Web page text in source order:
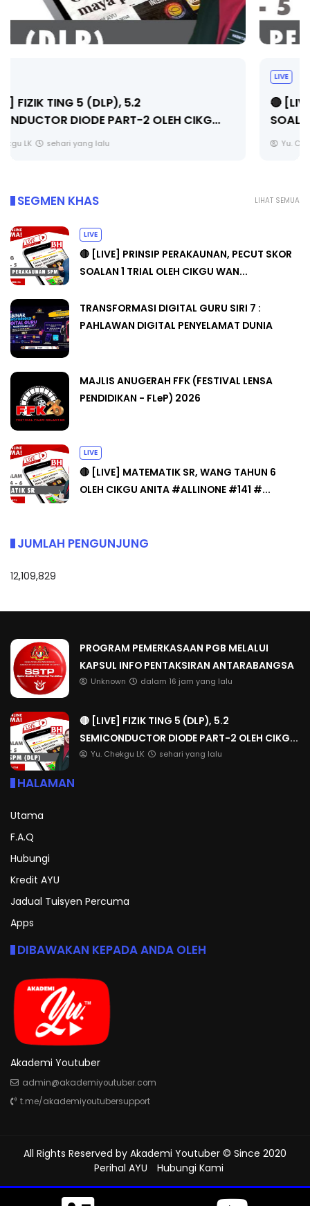
🔴 [LIVE] PRINSIP PERAKAUNAN, PECUT SKOR
SOALAN 1 TRIAL OLEH CIKGU WAN...
Yu. Chekgu LK sehari yang lalu
LIHAT SEMUA
SEGMEN KHAS
LIVE
🔴 [LIVE] PRINSIP PERAKAUNAN, PECUT SKOR
SOALAN 1 TRIAL OLEH CIKGU WAN...
TRANSFORMASI DIGITAL GURU SIRI 7 :
PAHLAWAN DIGITAL PENYELAMAT DUNIA
MAJLIS ANUGERAH FFK (FESTIVAL LENSA
PENDIDIKAN - FLeP) 2026
LIVE
🔴 [LIVE] MATEMATIK SR, WANG TAHUN 6
OLEH CIKGU ANITA #ALLINONE #141 #...
JUMLAH PENGUNJUNG
12,109,829
PROGRAM PEMERKASAAN PGB MELALUI
KAPSUL INFO PENTAKSIRAN ANTARABANGSA
Unknown dalam 16 jam yang lalu
🔴 [LIVE] FIZIK TING 5 (DLP), 5.2
SEMICONDUCTOR DIODE PART-2 OLEH CIKG...
Yu. Chekgu LK sehari yang lalu
HALAMAN
Utama
F.A.Q
Hubungi
Kredit AYU
Jadual Tuisyen Percuma
Apps
DIBAWAKAN KEPADA ANDA OLEH
Akademi Youtuber
admin@akademiyoutuber.com
t.me/akademiyoutubersupport
All Rights Reserved by Akademi Youtuber © Since 2020
Perihal AYU
Hubungi Kami